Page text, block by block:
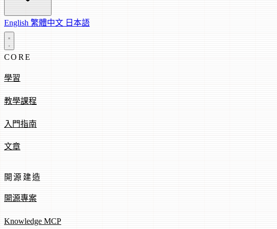
English 繁體中文 日本語
CORE
學習
教學課程
入門指南
文章
開源建造
開源專案
Knowledge MCP